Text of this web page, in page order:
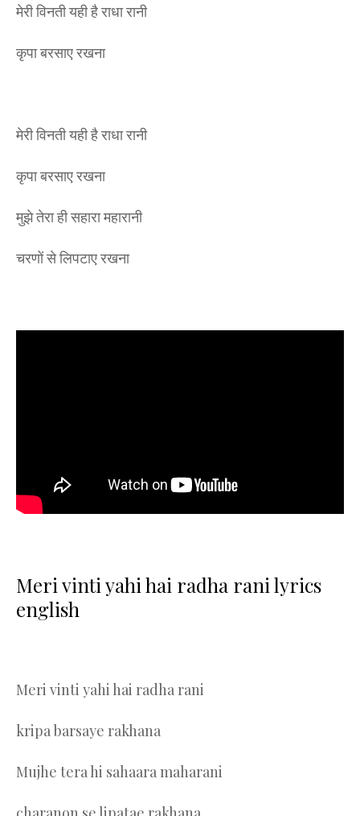
मेरी विनती यही है राधा रानी
कृपा बरसाए रखना
मेरी विनती यही है राधा रानी
कृपा बरसाए रखना
मुझे तेरा ही सहारा महारानी
चरणों से लिपटाए रखना
Meri vinti yahi hai radha rani lyrics
english
Meri vinti yahi hai radha rani
kripa barsaye rakhana
Mujhe tera hi sahaara maharani